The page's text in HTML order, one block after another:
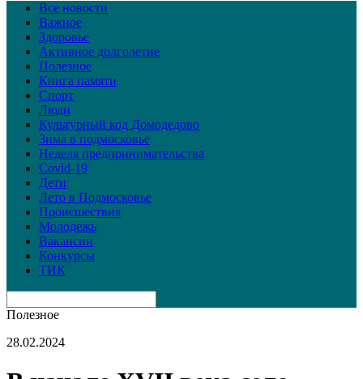
Все новости
Важное
Здоровье
Активное долголетие
Полезное
Книга памяти
Спорт
Люди
Культурный код Домодедово
Зима в подмосковье
Неделя предпринимательства
Covid-19
Дети
Лето в Подмосковье
Происшествия
Молодежь
Вакансии
Конкурсы
ТИК
Полезное
28.02.2024